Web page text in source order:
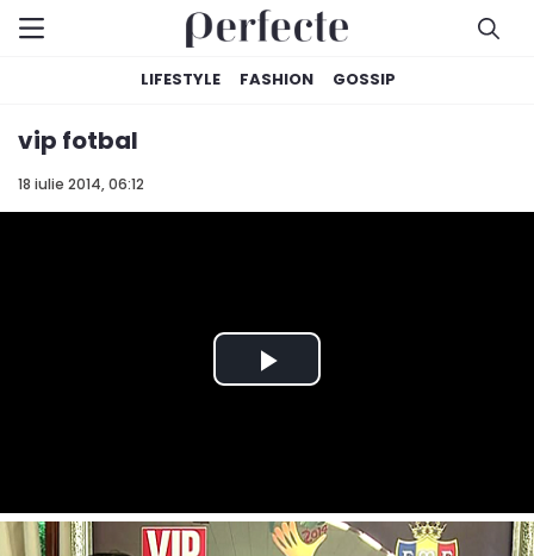
LIFESTYLE FASHION GOSSIP
18 iulie 2014, 06:12
vip fotbal